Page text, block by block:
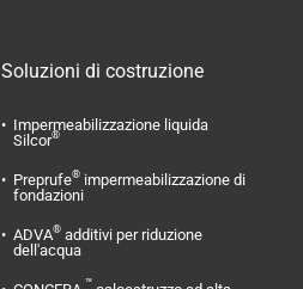
Soluzioni di costruzione
Impermeabilizzazione liquida
Silcor®
Preprufe® impermeabilizzazione di
fondazioni
ADVA® additivi per riduzione
dell'acqua
™